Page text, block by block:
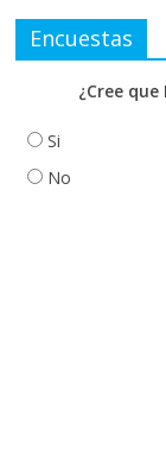
Encuestas
¿Cree
Si
No